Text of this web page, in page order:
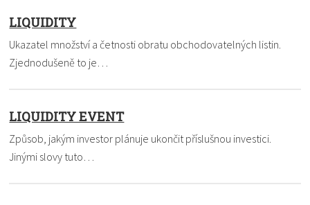
LIQUIDITY
Ukazatel množství a četnosti obratu obchodovatelných listin.
Zjednodušeně to je…
LIQUIDITY EVENT
Způsob, jakým investor plánuje ukončit příslušnou investici.
Jinými slovy tuto…